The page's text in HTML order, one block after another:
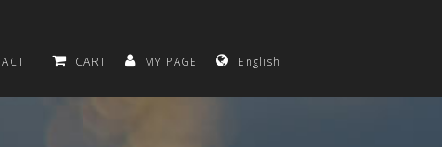
CART MY PAGE English